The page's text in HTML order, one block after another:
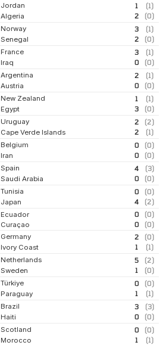
Jordan
Algeria
1
(1)
2
(0)
Norway
Senegal
3
(1)
2
(0)
France
Iraq
3
(1)
0
(0)
Argentina
Austria
2
(1)
0
(0)
New Zealand
Egypt
1
(1)
3
(0)
Uruguay
Cape Verde Islands
2
(2)
2
(1)
Belgium
Iran
0
(0)
0
(0)
Spain
Saudi Arabia
4
(3)
0
(0)
Tunisia
Japan
0
(0)
4
(2)
Ecuador
Curaçao
0
(0)
0
(0)
Germany
Ivory Coast
2
(0)
1
(1)
Netherlands
Sweden
5
(2)
1
(0)
Türkiye
Paraguay
0
(0)
1
(1)
Brazil
Haiti
3
(3)
0
(0)
Scotland
Morocco
0
(0)
1
(1)